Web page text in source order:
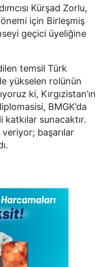
Kürşad Zorlu,
için Birleşmiş
geçici üyeliğine
temsil Türk
yükselen rolünün
ki, Kırgızistan’ın
BMGK’da
katkılar sunacaktır.
başarılar